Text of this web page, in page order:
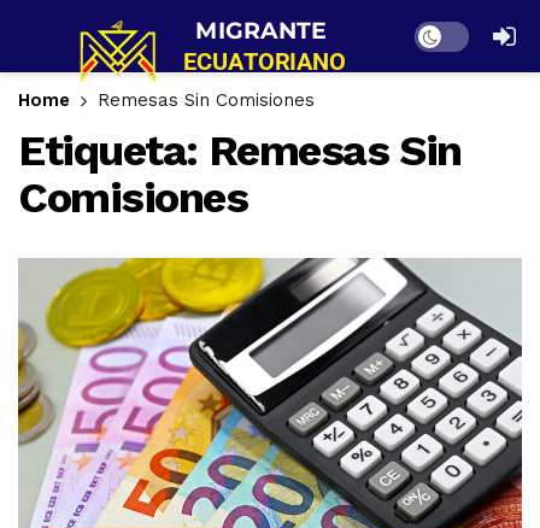
Dark mode
Home Remesas Sin Comisiones
Etiqueta: Remesas Sin
Comisiones